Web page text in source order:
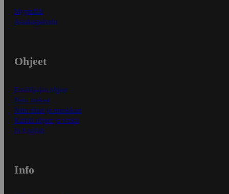
Myymälät
Asiakaspalvelu
Ohjeet
Ensitilaajan ohjeet
Näin maksat
Näin tilaat ja muokkaat
Kaikki ohjeet ja vinkit
In English
Info